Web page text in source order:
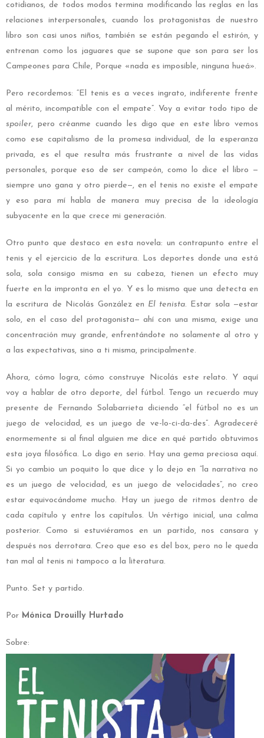
cotidianos, de todos modos termina modificando las reglas en las
relaciones interpersonales, cuando los protagonistas de nuestro
libro son casi unos niños, también se están pegando el estirón, y
entrenan como los jaguares que se supone que son para ser los
Campeones para Chile, Porque «nada es imposible, ninguna hueá».
Pero recordemos: “El tenis es a veces ingrato, indiferente frente
al mérito, incompatible con el empate”. Voy a evitar todo tipo de
spoiler, pero créanme cuando les digo que en este libro vemos
como ese capitalismo de la promesa individual, de la esperanza
privada, es el que resulta más frustrante a nivel de las vidas
personales, porque eso de ser campeón, como lo dice el libro —
siempre uno gana y otro pierde—, en el tenis no existe el empate
y eso para mí habla de manera muy precisa de la ideología
subyacente en la que crece mi generación.
Otro punto que destaco en esta novela: un contrapunto entre el
tenis y el ejercicio de la escritura. Los deportes donde una está
sola, sola consigo misma en su cabeza, tienen un efecto muy
fuerte en la impronta en el yo. Y es lo mismo que una detecta en
la escritura de Nicolás González en El tenista. Estar sola —estar
solo, en el caso del protagonista— ahí con una misma, exige una
concentración muy grande, enfrentándote no solamente al otro y
a las expectativas, sino a ti misma, principalmente.
Ahora, cómo logra, cómo construye Nicolás este relato. Y aquí
voy a hablar de otro deporte, del fútbol. Tengo un recuerdo muy
presente de Fernando Solabarrieta diciendo “el fútbol no es un
juego de velocidad, es un juego de ve-lo-ci-da-des”. Agradeceré
enormemente si al final alguien me dice en qué partido obtuvimos
esta joya filosófica. Lo digo en serio. Hay una gema preciosa aquí.
Si yo cambio un poquito lo que dice y lo dejo en “la narrativa no
es un juego de velocidad, es un juego de velocidades”, no creo
estar equivocándome mucho. Hay un juego de ritmos dentro de
cada capítulo y entre los capítulos. Un vértigo inicial, una calma
posterior. Como si estuviéramos en un partido, nos cansara y
después nos derrotara. Creo que eso es del box, pero no le queda
tan mal al tenis ni tampoco a la literatura.
Punto. Set y partido.
Por Mónica Drouilly Hurtado
Sobre: